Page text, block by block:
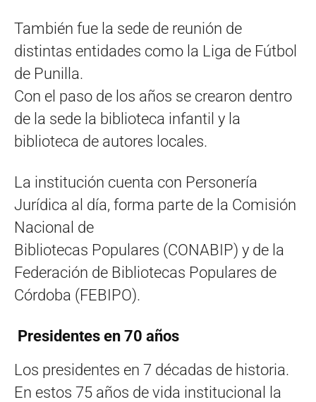
También fue la sede de reunión de
distintas entidades como la Liga de Fútbol
de Punilla.
Con el paso de los años se crearon dentro
de la sede la biblioteca infantil y la
biblioteca de autores locales.
La institución cuenta con Personería
Jurídica al día, forma parte de la Comisión
Nacional de
Bibliotecas Populares (CONABIP) y de la
Federación de Bibliotecas Populares de
Córdoba (FEBIPO).
Presidentes en 70 años
Los presidentes en 7 décadas de historia.
En estos 75 años de vida institucional la